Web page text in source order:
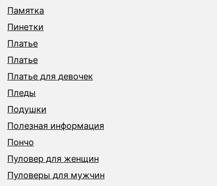
Памятка
Пинетки
Платье
Платье
Платье для девочек
Пледы
Подушки
Полезная информация
Пончо
Пуловер для женщин
Пуловеры для мужчин